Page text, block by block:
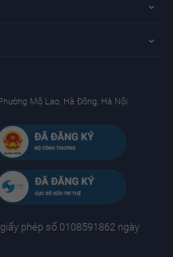
Mộ Lao, Hà Đông, Hà Nội
phép số 0108591862 ngày